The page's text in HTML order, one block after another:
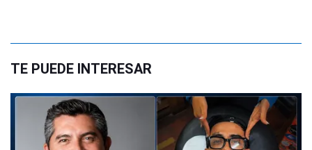
TE PUEDE INTERESAR